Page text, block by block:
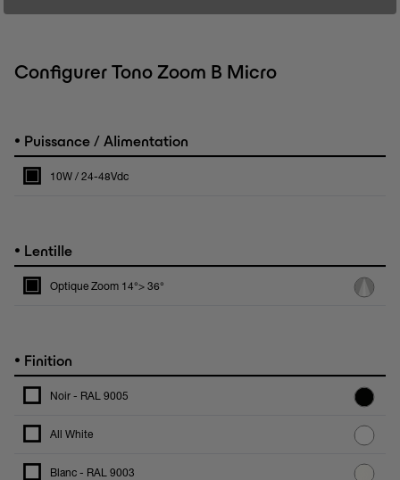
Configurer Tono Zoom B Micro
• Puissance / Alimentation
10W / 24-48Vdc
• Lentille
Optique Zoom 14°> 36°
• Finition
Noir - RAL 9005
All White
Blanc - RAL 9003